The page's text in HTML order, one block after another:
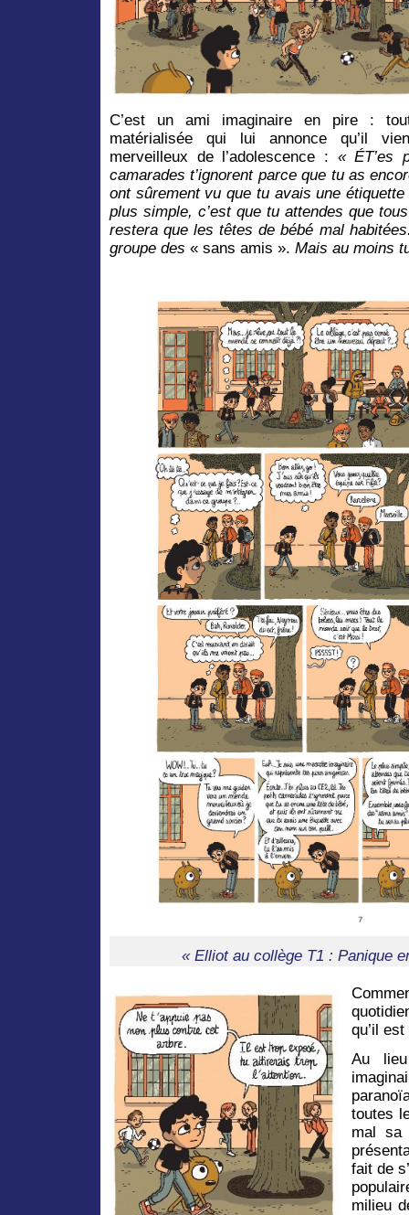
C’est un ami imaginaire en pire :
matérialisée qui lui annonce qu’il
merveilleux de l’adolescence : « ÉT’es
camarades t’ignorent parce que tu as
ont sûrement vu que tu avais une
plus simple, c’est que tu attendes que
restera que les têtes de bébé mal
groupe des « sans amis ». Mais au moins
« Elliot au collège T1 : Panique
qu’il
Au
toutes
mal sa
fait de
milieu